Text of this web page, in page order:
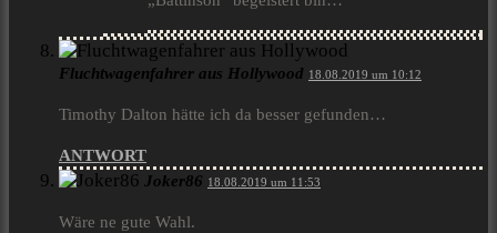
Fluchtwagenfahrer aus Hollywood 18.08.2019 um 10:12
Timothy Dalton hätte ich da besser gefunden…
ANTWORT
Joker86 18.08.2019 um 11:53
Wäre ne gute Wahl.